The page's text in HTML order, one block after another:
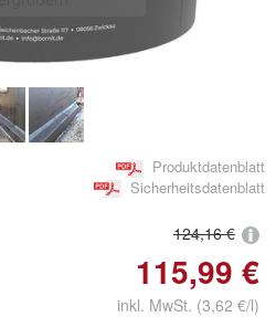
Produktdatenblatt
Sicherheitsdatenblatt
124,16 €
115,99 €
inkl. MwSt. (3,62 €/l)